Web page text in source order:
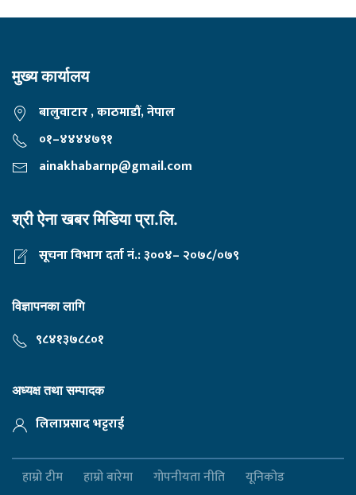
मुख्य कार्यालय
बालुवाटार , काठमाडौं, नेपाल
०१–४४४४७९१
ainakhabarnp@gmail.com
श्री ऐना खबर मिडिया प्रा.लि.
सूचना विभाग दर्ता नं.: ३००४– २०७८/०७९
विज्ञापनका लागि
९८४१३७८८०१
अध्यक्ष तथा सम्पादक
लिलाप्रसाद भट्टराई
हाम्रो टीम हाम्रो बारेमा गोपनीयता नीति यूनिकोड